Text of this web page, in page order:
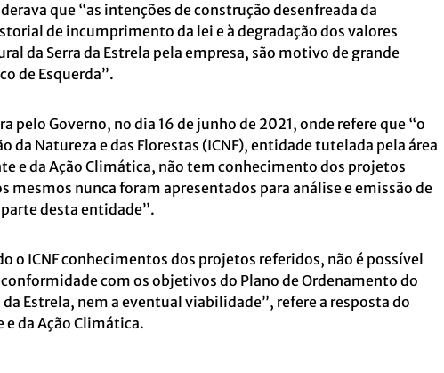
que “as intenções de construção desenfreada da
de incumprimento da lei e à degradação dos valores
da Serra da Estrela pela empresa, são motivo de grande
de Esquerda”.
pelo Governo, no dia 16 de junho de 2021, onde refere que “o
da Natureza e das Florestas (ICNF), entidade tutelada pela área
e da Ação Climática, não tem conhecimento dos projetos
mesmos nunca foram apresentados para análise e emissão de
desta entidade”.
o ICNF conhecimentos dos projetos referidos, não é possível
com os objetivos do Plano de Ordenamento do
da Estrela, nem a eventual viabilidade”, refere a resposta do
da Ação Climática.